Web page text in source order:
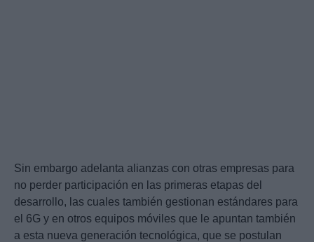
Sin embargo adelanta alianzas con otras empresas para
no perder participación en las primeras etapas del
desarrollo, las cuales también gestionan estándares para
el 6G y en otros equipos móviles que le apuntan también
a esta nueva generación tecnológica, que se postulan